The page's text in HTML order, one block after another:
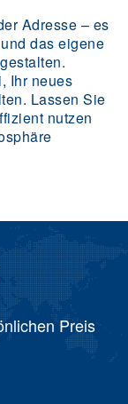
Adresse – es
das eigene
Ihr neues
Lassen Sie
nutzen
Preis